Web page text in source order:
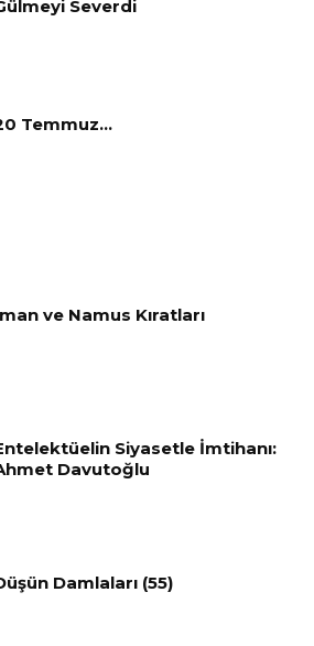
Severdi
Temmuz…
ve Namus Kıratları
Siyasetle İmtihanı:
Davutoğlu
Damlaları (55)